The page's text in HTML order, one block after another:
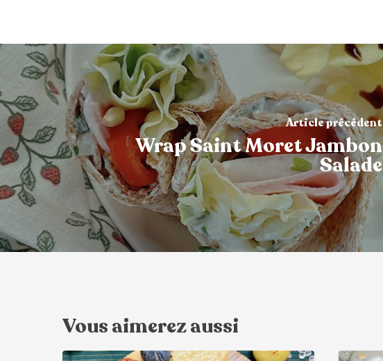
Article précédent
Wrap Saint Moret Jambon
Salade
Vous aimerez aussi